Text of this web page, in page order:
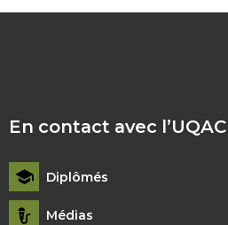
En contact avec l’UQAC
Diplômés
Médias